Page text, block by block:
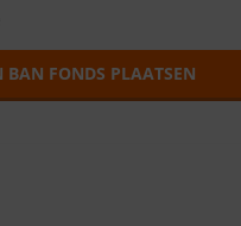
BAN FONDS PLAATSEN